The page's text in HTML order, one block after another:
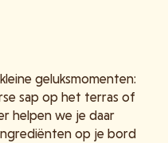
geluksmomenten:
sap op het terras of
helpen we je daar
op je bord